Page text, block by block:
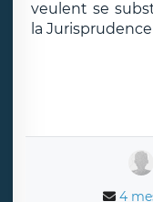
veulent se
la
4